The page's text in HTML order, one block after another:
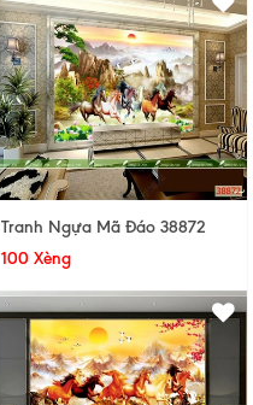
Tranh Ngựa Mã Đáo 38872
100 Xèng